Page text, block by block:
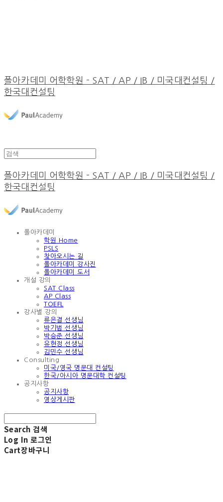
폴아카데미 어학학원 - SAT / AP / IB / 미국대컨설팅 /
한국대컨설팅
폴아카데미 어학학원 - SAT / AP / IB / 미국대컨설팅 /
한국대컨설팅
폴아카데미
학원 Home
PSLS
찾아오시는 길
폴아카데미 강사진
폴아카데미 도서
개설 강의
SAT Class
AP Class
TOEFL
강사별 강의
류은결 선생님
박기범 선생님
박승준 선생님
유현정 선생님
김민수 선생님
Consulting
미국/영국 명문대 컨설팅
한국/아시아 명문대학 컨설팅
공지사항
공지사항
영상게시판
Search 검색
Log In 로그인
Cart장바구니